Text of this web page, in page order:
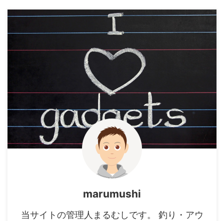
marumushi
当サイトの管理人まるむしです。 釣り・アウ